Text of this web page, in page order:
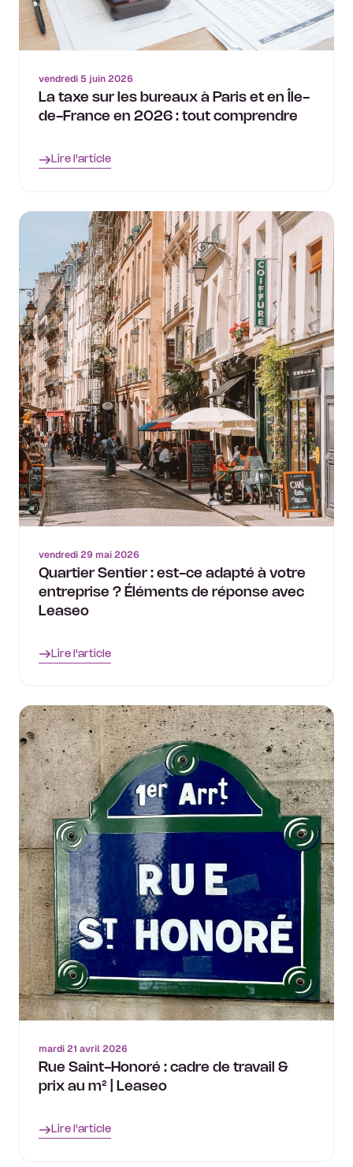
vendredi 5 juin 2026
La taxe sur les bureaux à Paris et en Île-
de-France en 2026 : tout comprendre
Lire l'article
vendredi 29 mai 2026
Quartier Sentier : est-ce adapté à votre
entreprise ? Éléments de réponse avec
Leaseo
Lire l'article
mardi 21 avril 2026
Rue Saint-Honoré : cadre de travail &
prix au m² | Leaseo
Lire l'article